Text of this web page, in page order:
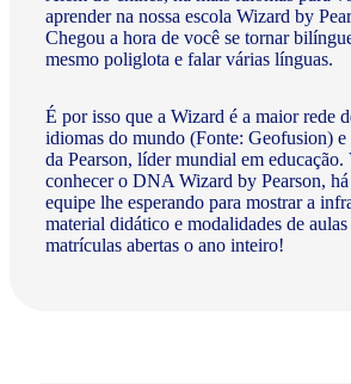
aprender na nossa escola Wizard by
Chegou a hora de você se tornar
mesmo poliglota e falar várias línguas.
É por isso que a Wizard é a maior rede
idiomas do mundo (Fonte: Geofusion) e
da Pearson, líder mundial em educação.
conhecer o DNA Wizard by Pearson, há
equipe lhe esperando para mostrar a
material didático e modalidades de
matrículas abertas o ano inteiro!